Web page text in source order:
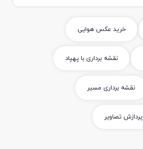
خرید عکس هوایی
نقشه برداری با پهپاد
نقشه برداری مسیر
پردازش تصاویر